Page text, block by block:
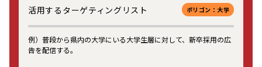
活用するターゲティングリスト ポリゴン：大学
例）普段から県内の大学にいる大学生層に対して、新卒採用の広
告を配信する。